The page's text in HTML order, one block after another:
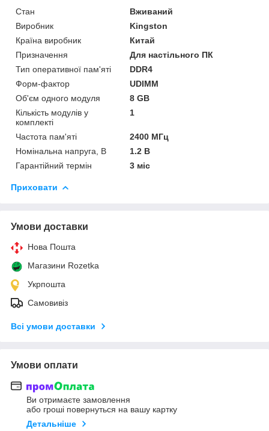
Стан
Вживаний
Виробник
Kingston
Країна виробник
Китай
Призначення
Для настільного ПК
Тип оперативної пам'яті
DDR4
Форм-фактор
UDIMM
Об'єм одного модуля
8 GB
Кількість модулів у
комплекті
1
Частота пам'яті
2400 МГц
Номінальна напруга, В
1.2 В
Гарантійний термін
3 міс
Приховати
Умови доставки
Нова Пошта
Магазини Rozetka
Укрпошта
Самовивіз
Всі умови доставки
Умови оплати
Ви отримаєте замовлення
або гроші повернуться на вашу картку
Детальніше